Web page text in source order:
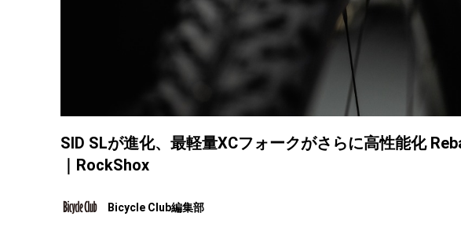
SID SLが進化、最軽量XCフォークがさらに高性能化
｜RockShox
Bicycle Club編集部